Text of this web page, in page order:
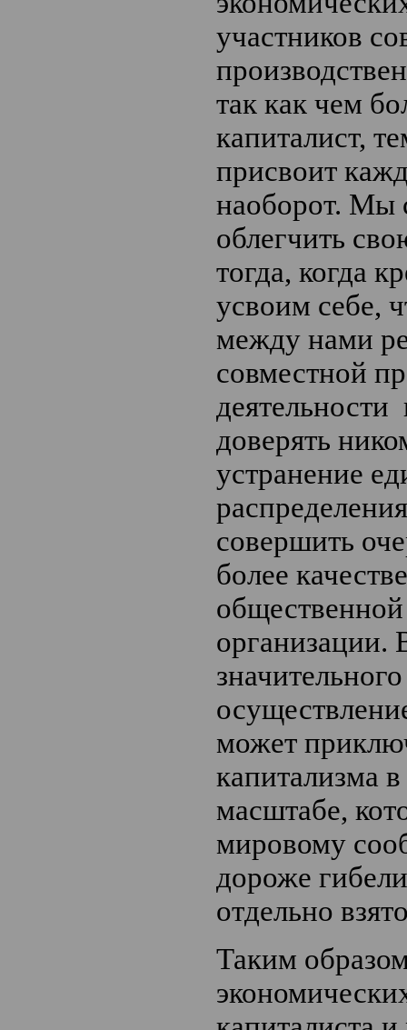
участников
так как чем
капиталист,
присвоит
наоборот. Мы
облегчить
тогда, когда
усвоим себе,
между нами
совместной
деятельности
доверять
устранение
совершить
более
организации.
может
капитализма
масштабе,
мировому
дороже
отдельно
Таким